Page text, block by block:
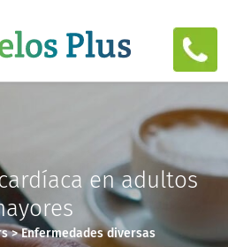
en adultos
>Enfermedades diversas